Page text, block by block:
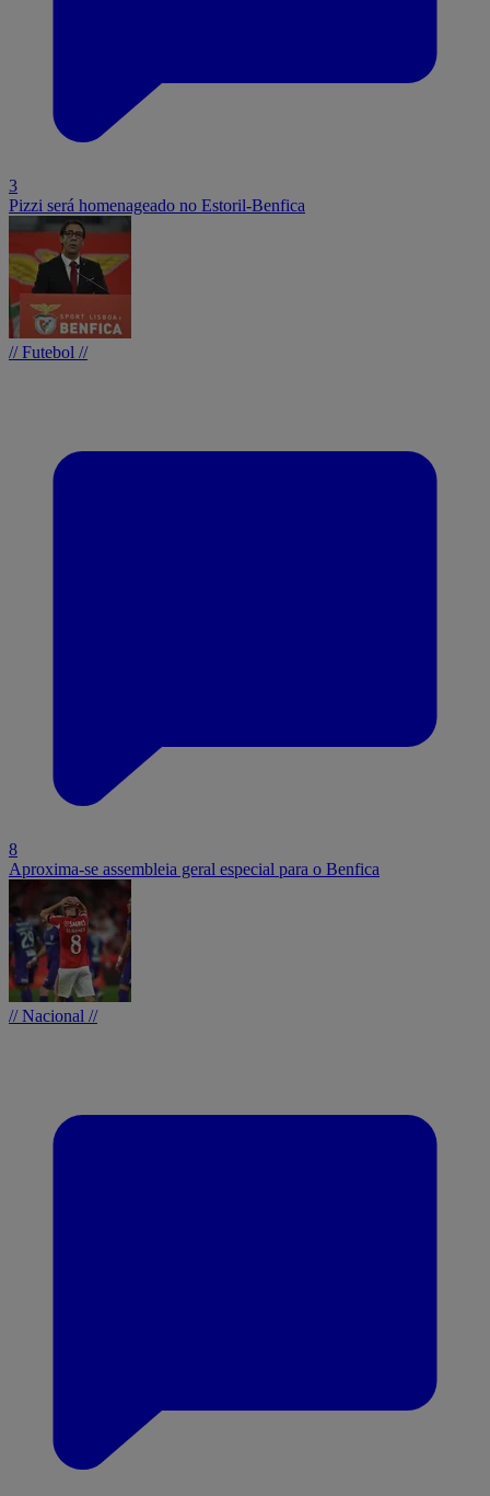
3
Pizzi será homenageado no Estoril-Benfica
// Futebol //
8
Aproxima-se assembleia geral especial para o Benfica
// Nacional //